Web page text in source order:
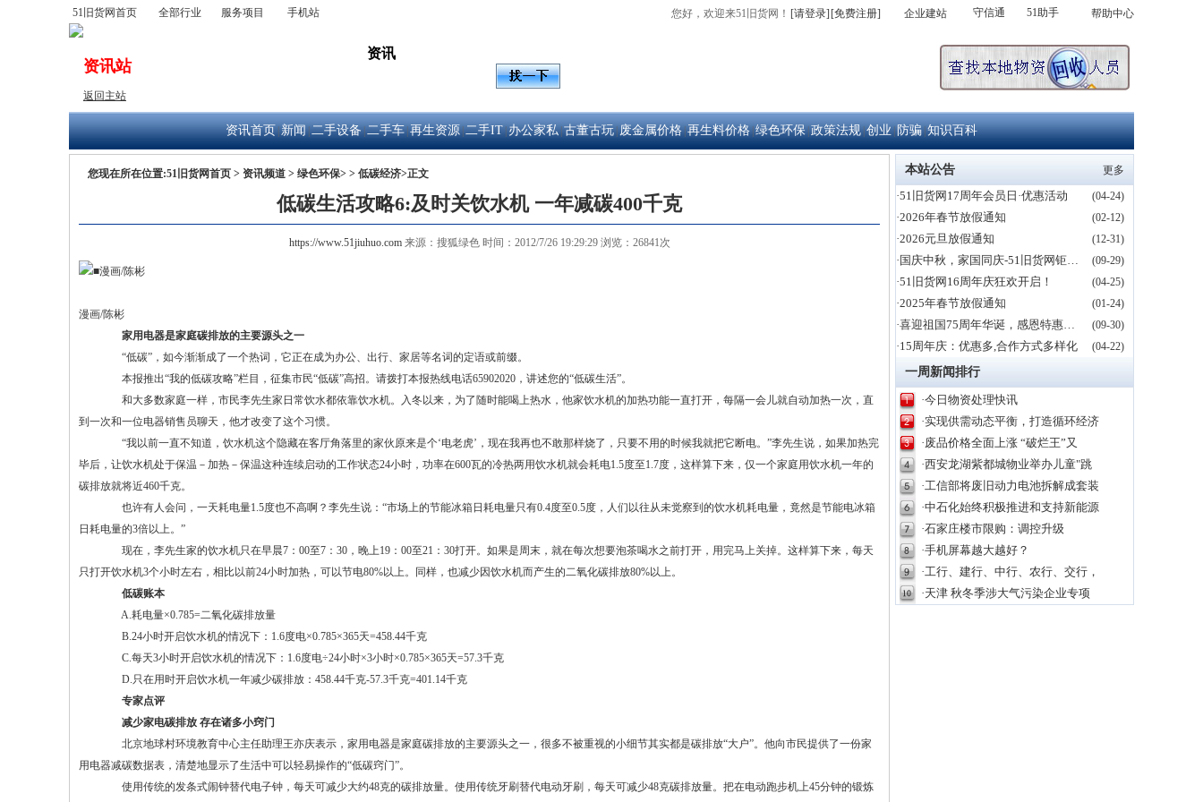
51旧货网首页 全部行业 服务项目 手机站 您好，欢迎来51旧货网！ [请登录] [免费注册] 企业建站 守信通 51助手 帮助中心
资讯站
返回主站
资讯
资讯首页| 新闻| 二手设备| 二手车| 再生资源| 二手IT| 办公家私| 古董古玩| 废金属价格| 再生料价格| 绿色环保| 政策法规| 创业| 防骗| 知识百科
您现在所在位置:51旧货网首页 > 资讯频道 > 绿色环保> > 低碳经济>正文
低碳生活攻略6:及时关饮水机 一年减碳400千克
https://www.51jiuhuo.com来源：搜狐绿色 时间：2012/7/26 19:29:29 浏览：26841次
漫画/陈彬
家用电器是家庭碳排放的主要源头之一
“低碳”，如今渐渐成了一个热词，它正在成为办公、出行、家居等名词的定语或前缀。
本报推出“我的低碳攻略”栏目，征集市民“低碳”高招。请拨打本报热线电话65902020，讲述您的“低碳生活”。
和大多数家庭一样，市民李先生家日常饮水都依靠饮水机。入冬以来，为了随时能喝上热水，他家饮水机的加热功能一直打开，每隔一会儿就自动加热一次，直
到一次和一位电器销售员聊天，他才改变了这个习惯。
“我以前一直不知道，饮水机这个隐藏在客厅角落里的家伙原来是个‘电老虎’，现在我再也不敢那样烧了，只要不用的时候我就把它断电。”李先生说，如果加热完
毕后，让饮水机处于保温－加热－保温这种连续启动的工作状态24小时，功率在600瓦的冷热两用饮水机就会耗电1.5度至1.7度，这样算下来，仅一个家庭用饮水机一年的
碳排放就将近460千克。
也许有人会问，一天耗电量1.5度也不高啊？李先生说：“市场上的节能冰箱日耗电量只有0.4度至0.5度，人们以往从未觉察到的饮水机耗电量，竟然是节能电冰箱
日耗电量的3倍以上。”
现在，李先生家的饮水机只在早晨7：00至7：30，晚上19：00至21：30打开。如果是周末，就在每次想要泡茶喝水之前打开，用完马上关掉。这样算下来，每天
只打开饮水机3个小时左右，相比以前24小时加热，可以节电80%以上。同样，也减少因饮水机而产生的二氧化碳排放80%以上。
低碳账本
A.耗电量×0.785=二氧化碳排放量
B.24小时开启饮水机的情况下：1.6度电×0.785×365天=458.44千克
C.每天3小时开启饮水机的情况下：1.6度电÷24小时×3小时×0.785×365天=57.3千克
D.只在用时开启饮水机一年减少碳排放：458.44千克-57.3千克=401.14千克
专家点评
减少家电碳排放 存在诸多小窍门
北京地球村环境教育中心主任助理王亦庆表示，家用电器是家庭碳排放的主要源头之一，很多不被重视的小细节其实都是碳排放“大户”。他向市民提供了一份家
用电器减碳数据表，清楚地显示了生活中可以轻易操作的“低碳窍门”。
使用传统的发条式闹钟替代电子钟，每天可减少大约48克的碳排放量。使用传统牙刷替代电动牙刷，每天可减少48克碳排放量。把在电动跑步机上45分钟的锻炼
本站公告 更多
·51旧货网17周年会员日·优惠活动 (04-24)
·2026年春节放假通知 (02-12)
·2026元旦放假通知 (12-31)
·国庆中秋，家国同庆-51旧货网钜惠新老用户 (09-29)
·51旧货网16周年庆狂欢开启！ (04-25)
·2025年春节放假通知 (01-24)
·喜迎祖国75周年华诞，感恩特惠活动！ (09-30)
·15周年庆：优惠多,合作方式多样化 (04-22)
一周新闻排行
·今日物资处理快讯
·实现供需动态平衡，打造循环经济
·废品价格全面上涨 “破烂王”又
·西安龙湖紫都城物业举办儿童"跳
·工信部将废旧动力电池拆解成套装
·中石化始终积极推进和支持新能源
·石家庄楼市限购：调控升级
·手机屏幕越大越好？
·工行、建行、中行、农行、交行，
·天津 秋冬季涉大气污染企业专项